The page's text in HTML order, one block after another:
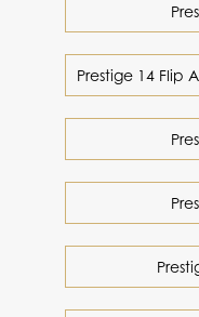
Prestige 14 Flip